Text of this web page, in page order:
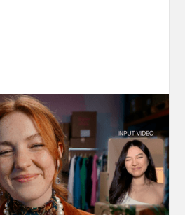
You Can Create with
Control
you can create using
on OpenArt, from
with amazingly
identity.